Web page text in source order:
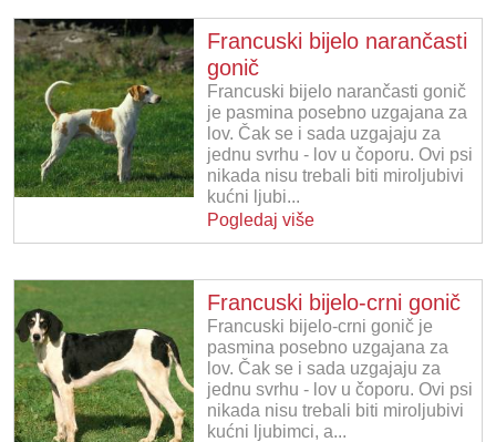
Francuski bijelo narančasti
gonič
Francuski bijelo narančasti gonič
je pasmina posebno uzgajana za
lov. Čak se i sada uzgajaju za
jednu svrhu - lov u čoporu. Ovi psi
nikada nisu trebali biti miroljubivi
kućni ljubi...
Pogledaj više
Francuski bijelo-crni gonič
Francuski bijelo-crni gonič je
pasmina posebno uzgajana za
lov. Čak se i sada uzgajaju za
jednu svrhu - lov u čoporu. Ovi psi
nikada nisu trebali biti miroljubivi
kućni ljubimci, a...